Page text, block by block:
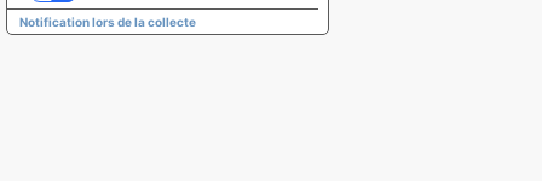
Notification lors de la collecte